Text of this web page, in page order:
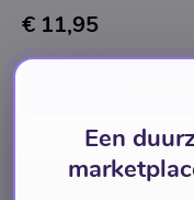
€ 11,95
In
Harry Potter
Een